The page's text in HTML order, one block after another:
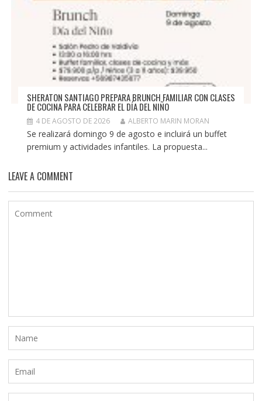
SHERATON SANTIAGO PREPARA BRUNCH FAMILIAR CON CLASES
DE COCINA PARA CELEBRAR EL DÍA DEL NIÑO
4 DE AGOSTO DE 2026 ALBERTO MARIN MORAN
Se realizará domingo 9 de agosto e incluirá un buffet
premium y actividades infantiles. La propuesta...
LEAVE A COMMENT